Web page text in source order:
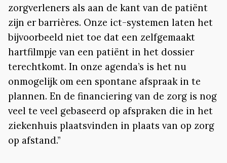
zorgverleners als aan de kant van de patiënt
zijn er barrières. Onze ict-systemen laten het
bijvoorbeeld niet toe dat een zelfgemaakt
hartfilmpje van een patiënt in het dossier
terechtkomt. In onze agenda’s is het nu
onmogelijk om een spontane afspraak in te
plannen. En de financiering van de zorg is nog
veel te veel gebaseerd op afspraken die in het
ziekenhuis plaatsvinden in plaats van op zorg
op afstand.”